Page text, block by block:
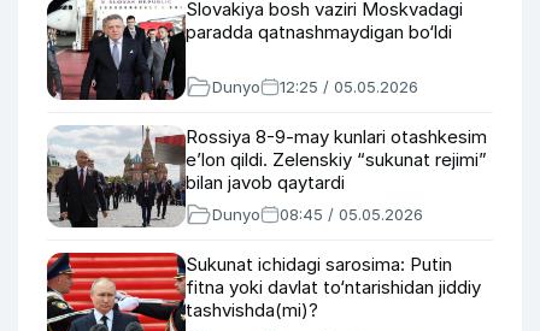
Slovakiya bosh vaziri Moskvadagi
paradda qatnashmaydigan bo‘ldi
Dunyo 12:25 / 05.05.2026
Rossiya 8-9-may kunlari otashkesim
e’lon qildi. Zelenskiy “sukunat rejimi”
bilan javob qaytardi
Dunyo 08:45 / 05.05.2026
Sukunat ichidagi sarosima: Putin
fitna yoki davlat to‘ntarishidan jiddiy
tashvishda(mi)?